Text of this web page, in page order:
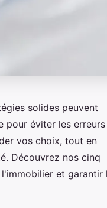
solides peuvent
pour éviter les erreurs
vos choix, tout en
Découvrez nos cinq
et garantir